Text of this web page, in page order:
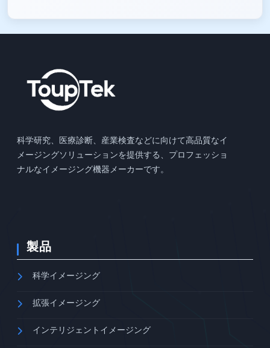
科学研究、医療診断、産業検査などに向けて高品質なイ
メージングソリューションを提供する、プロフェッショ
ナルなイメージング機器メーカーです。
製品
科学イメージング
拡張イメージング
インテリジェントイメージング